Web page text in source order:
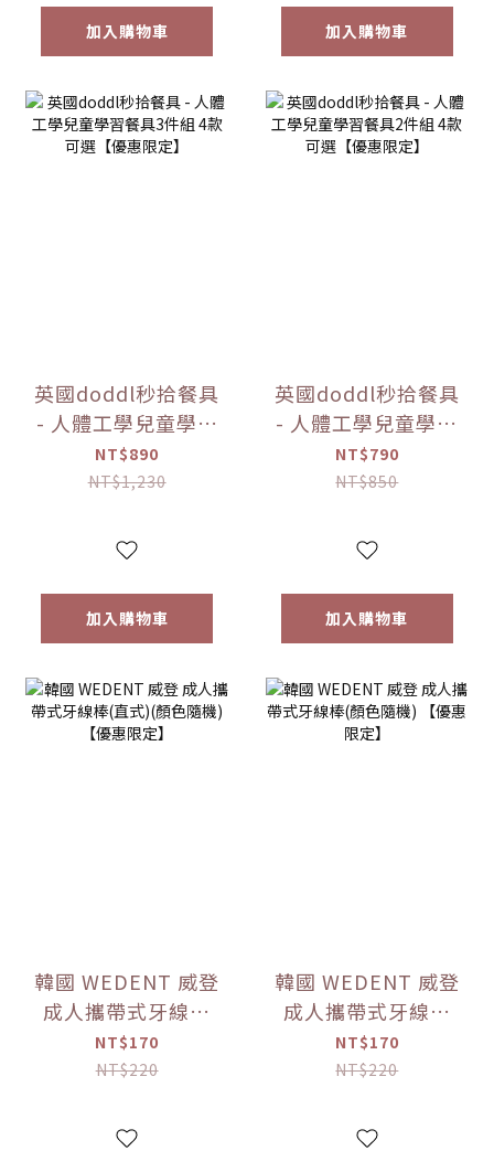
加入購物車 加入購物車
英國doddl秒拾餐具
- 人體工學兒童學習
餐具3件組 4款可選
【優惠限定】
NT$890
NT$1,230
加入購物車
英國doddl秒拾餐具
- 人體工學兒童學習
餐具2件組 4款可選
【優惠限定】
NT$790
NT$850
加入購物車
韓國 WEDENT 威登
成人攜帶式牙線棒
(直式)(顏色隨機)
【優惠限定】
NT$170
NT$220
韓國 WEDENT 威登
成人攜帶式牙線棒
(顏色隨機) 【優惠
限定】
NT$170
NT$220